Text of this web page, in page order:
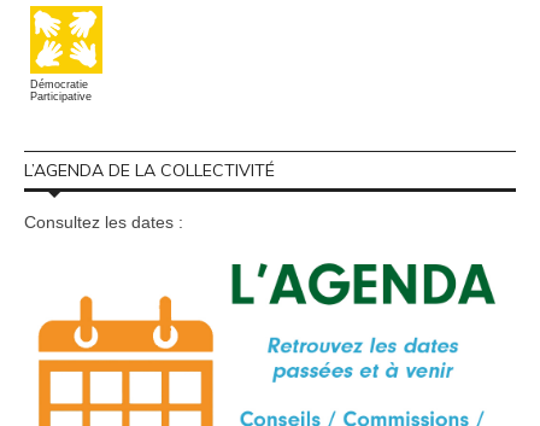
Démocratie
Participative
L’AGENDA DE LA COLLECTIVITÉ
Consultez les dates :